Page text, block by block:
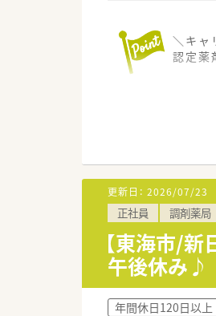
＼キャ
認定薬
■ 愛
■ 通
■ 詳
【職場
■ 各店
■ 店舗
■ 経営
【やり
■ 代表
■ 新し
■ 手厚
更新日： 2026/07/23
正社員 調剤薬局
【東海市/
午後休み♪
年間休日120日以上